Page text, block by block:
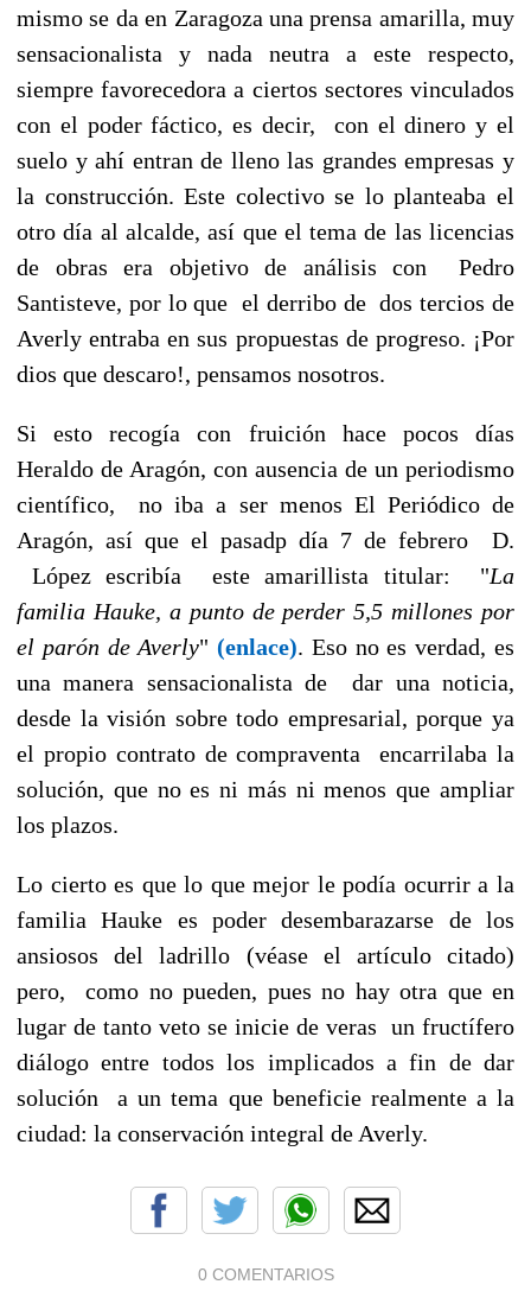
mismo se da en Zaragoza una prensa amarilla, muy
sensacionalista y nada neutra a este respecto,
siempre favorecedora a ciertos sectores vinculados
con el poder fáctico, es decir, con el dinero y el
suelo y ahí entran de lleno las grandes empresas y
la construcción. Este colectivo se lo planteaba el
otro día al alcalde, así que el tema de las licencias
de obras era objetivo de análisis con Pedro
Santisteve, por lo que el derribo de dos tercios de
Averly entraba en sus propuestas de progreso. ¡Por
dios que descaro!, pensamos nosotros.
Si esto recogía con fruición hace pocos días
Heraldo de Aragón, con ausencia de un periodismo
científico, no iba a ser menos El Periódico de
Aragón, así que el pasadp día 7 de febrero D.
López escribía este amarillista titular: "La
familia Hauke, a punto de perder 5,5 millones por
el parón de Averly"(enlace). Eso no es verdad, es
una manera sensacionalista de dar una noticia,
desde la visión sobre todo empresarial, porque ya
el propio contrato de compraventa encarrilaba la
solución, que no es ni más ni menos que ampliar
los plazos.
Lo cierto es que lo que mejor le podía ocurrir a la
familia Hauke es poder desembarazarse de los
ansiosos del ladrillo (véase el artículo citado)
pero, como no pueden, pues no hay otra que en
lugar de tanto veto se inicie de veras un fructífero
diálogo entre todos los implicados a fin de dar
solución a un tema que beneficie realmente a la
ciudad: la conservación integral de Averly.
0 COMENTARIOS